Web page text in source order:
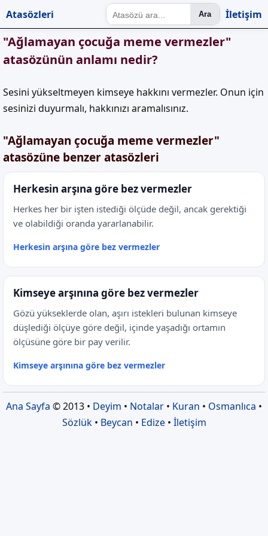
Atasözleri Ara İletişim
"Ağlamayan çocuğa meme vermezler"
atasözünün anlamı nedir?
Sesini yükseltmeyen kimseye hakkını vermezler. Onun için
sesinizi duyurmalı, hakkınızı aramalısınız.
"Ağlamayan çocuğa meme vermezler"
atasözüne benzer atasözleri
Herkesin arşına göre bez vermezler
Herkes her bir işten istediği ölçüde değil, ancak gerektiği
ve olabildiği oranda yararlanabilir.
Herkesin arşına göre bez vermezler
Kimseye arşınına göre bez vermezler
Gözü yükseklerde olan, aşırı istekleri bulunan kimseye
düşlediği ölçüye göre değil, içinde yaşadığı ortamın
ölçüsüne göre bir pay verilir.
Kimseye arşınına göre bez vermezler
Ana Sayfa © 2013 • Deyim • Notalar • Kuran • Osmanlıca •
Sözlük• Beycan • Edize• İletişim